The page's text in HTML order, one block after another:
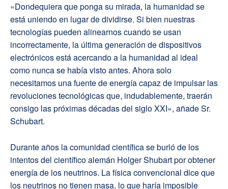
«Dondequiera que ponga su mirada, la humanidad se
está uniendo en lugar de dividirse. Si bien nuestras
tecnologías pueden alinearnos cuando se usan
incorrectamente, la última generación de dispositivos
electrónicos está acercando a la humanidad al ideal
como nunca se había visto antes. Ahora solo
necesitamos una fuente de energía capaz de impulsar las
revoluciones tecnológicas que, indudablemente, traerán
consigo las próximas décadas del siglo XXI», añade Sr.
Schubart.
Durante años la comunidad científica se burló de los
intentos del científico alemán Holger Shubart por obtener
energía de los neutrinos. La física convencional dice que
los neutrinos no tienen masa, lo que haría imposible